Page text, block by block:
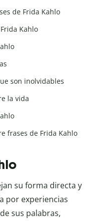
de Frida Kahlo
Kahlo
son inolvidables
la vida
frases de Frida Kahlo
su forma directa y
por experiencias
sus palabras,